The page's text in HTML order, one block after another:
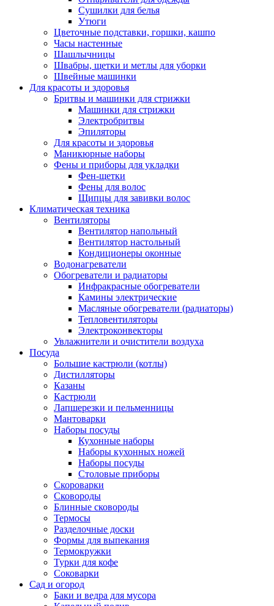
Сушилки для белья
Утюги
Цветочные подставки, горшки, кашпо
Часы настенные
Шашлычницы
Швабры, щетки и метлы для уборки
Швейные машинки
Для красоты и здоровья
Бритвы и машинки для стрижки
Машинки для стрижки
Электробритвы
Эпиляторы
Для красоты и здоровья
Маникюрные наборы
Фены и приборы для укладки
Фен-щетки
Фены для волос
Щипцы для завивки волос
Климатическая техника
Вентиляторы
Вентилятор напольный
Вентилятор настольный
Кондиционеры оконные
Водонагреватели
Обогреватели и радиаторы
Инфракрасные обогреватели
Камины электрические
Масляные обогреватели (радиаторы)
Тепловентиляторы
Электроконвекторы
Увлажнители и очистители воздуха
Посуда
Большие кастрюли (котлы)
Дистилляторы
Казаны
Кастрюли
Лапшерезки и пельменницы
Мантоварки
Наборы посуды
Кухонные наборы
Наборы кухонных ножей
Наборы посуды
Столовые приборы
Скороварки
Сковороды
Блинные сковороды
Термосы
Разделочные доски
Формы для выпекания
Термокружки
Турки для кофе
Соковарки
Сад и огород
Баки и ведра для мусора